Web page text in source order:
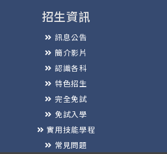
招生資訊
訊息公告
簡介影片
認識各科
特色招生
完全免試
免試入學
實用技能學程
常見問題